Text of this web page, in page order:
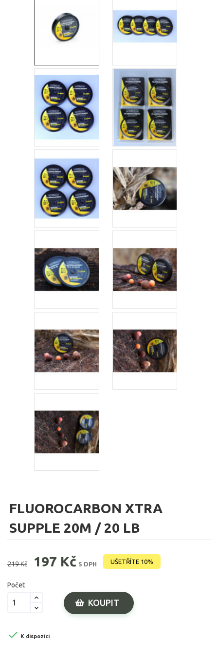
FLUOROCARBON XTRA
SUPPLE 20M / 20 LB
219 Kč 197 Kč S DPH UŠETŘÍTE 10%
Počet
KOUPIT
 K dispozici